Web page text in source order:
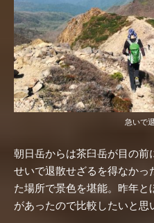
急いで
朝日岳からは茶臼岳が目の
せいで退散せざるを得なかっ
た場所で景色を堪能。昨年
があったので比較したいと思